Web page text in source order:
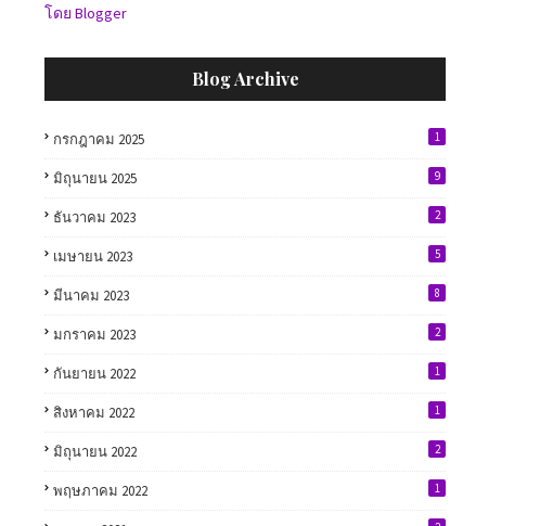
โดย Blogger
Blog Archive
กรกฎาคม 2025 1
มิถุนายน 2025 9
ธันวาคม 2023 2
เมษายน 2023 5
มีนาคม 2023 8
มกราคม 2023 2
กันยายน 2022 1
สิงหาคม 2022 1
มิถุนายน 2022 2
พฤษภาคม 2022 1